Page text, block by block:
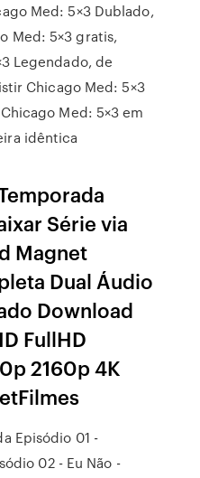
Med: 5×3 Dublado,
Med: 5×3 gratis,
Legendado, de
Chicago Med: 5×3
Med: 5×3 em
idêntica
Série via
Magnet
Dual Áudio
Download
FullHD
2160p 4K
Episódio 01 -
02 - Eu Não -